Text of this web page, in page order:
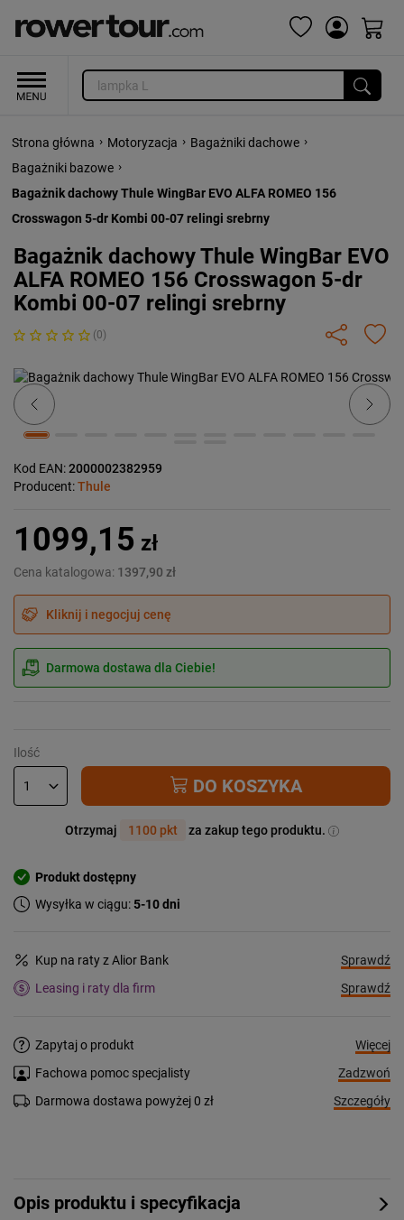
Strona główna › Motoryzacja › Bagażniki dachowe ›
Bagażniki bazowe ›
Bagażnik dachowy Thule WingBar EVO ALFA ROMEO 156
Crosswagon 5-dr Kombi 00-07 relingi srebrny
Bagażnik dachowy Thule WingBar EVO
ALFA ROMEO 156 Crosswagon 5-dr
Kombi 00-07 relingi srebrny
(0)
Previous Next
Kod EAN:2000002382959
Producent:Thule
1099,15 zł
Cena katalogowa: 1397,90 zł
Kliknij i negocjuj cenę
Darmowa dostawa dla Ciebie!
Ilość
DO KOSZYKA
Otrzymaj 1100 pkt za zakup tego produktu.
Produkt dostępny
Wysyłka w ciągu:5-10 dni
Kup na raty z Alior Bank
Sprawdź
Leasing i raty dla firm
Sprawdź
Zapytaj o produkt
Więcej
Fachowa pomoc specjalisty
Zadzwoń
Darmowa dostawa powyżej 0 zł
Szczegóły
Opis produktu i specyfikacja